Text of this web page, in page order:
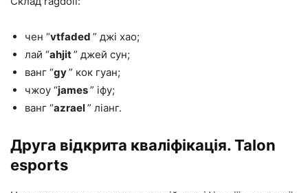
чен “vtfaded ” джі хао;
лай “ahjit” джей сун;
ванг “gy” кок гуан;
чжоу “james” іфу;
ванг “azrael” ліанг.
Друга відкрита кваліфікація. Talon
esports